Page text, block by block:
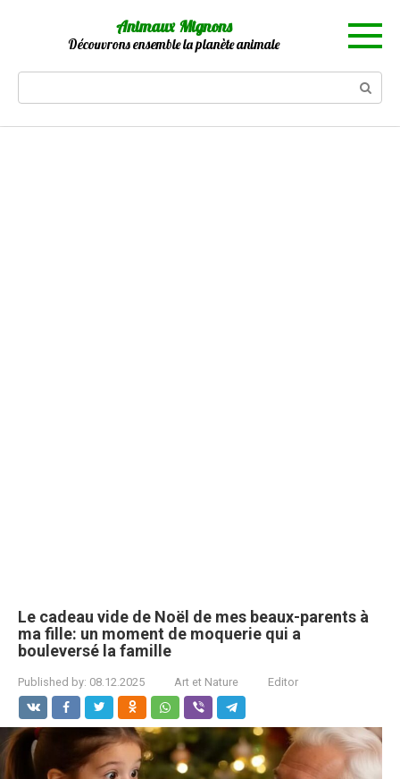
Animaux Mignons
Découvrons ensemble la planète animale
Le cadeau vide de Noël de mes beaux-parents à
ma fille: un moment de moquerie qui a
bouleversé la famille
Published by: 08.12.2025 Art et Nature Editor